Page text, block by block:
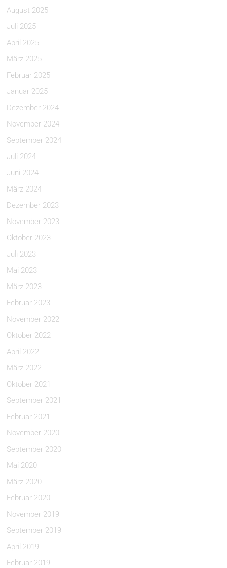
August 2025
Juli 2025
April 2025
März 2025
Februar 2025
Januar 2025
Dezember 2024
November 2024
September 2024
Juli 2024
Juni 2024
März 2024
Dezember 2023
November 2023
Oktober 2023
Juli 2023
Mai 2023
März 2023
Februar 2023
November 2022
Oktober 2022
April 2022
März 2022
Oktober 2021
September 2021
Februar 2021
November 2020
September 2020
Mai 2020
März 2020
Februar 2020
November 2019
September 2019
April 2019
Februar 2019